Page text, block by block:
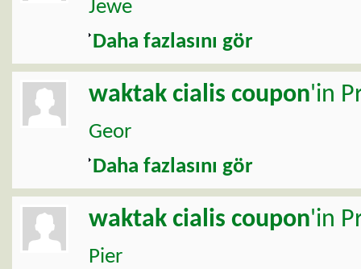
Jewe
Daha fazlasını gör
waktak cialis coupon'in
Geor
Daha fazlasını gör
waktak cialis coupon'in
Pier